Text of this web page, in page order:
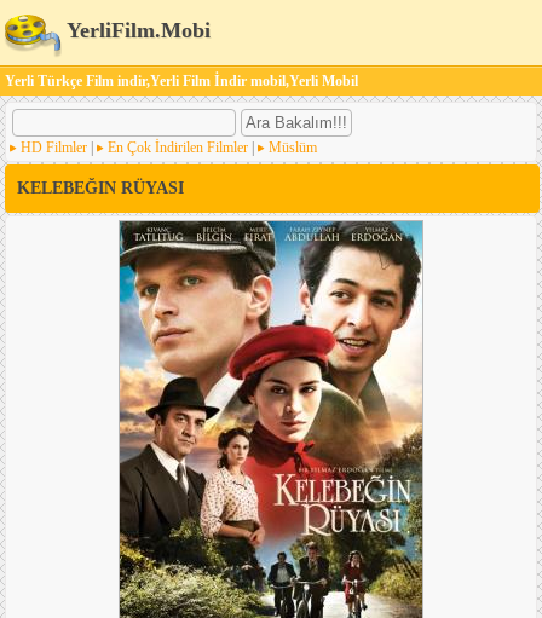
YerliFilm.Mobi
Yerli Türkçe Film indir,Yerli Film İndir mobil,Yerli Mobil
HD Filmler En Çok İndirilen Filmler Müslüm
KELEBEĞIN RÜYASI